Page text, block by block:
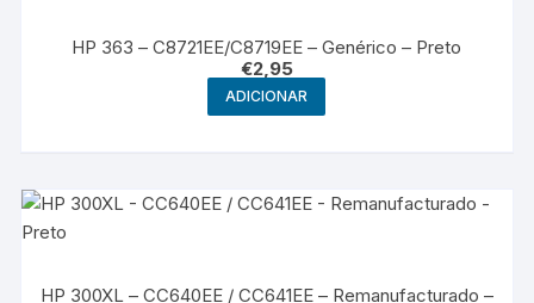
HP 363 – C8721EE/C8719EE – Genérico – Preto
€2,95
ADICIONAR
HP 300XL – CC640EE / CC641EE – Remanufacturado –